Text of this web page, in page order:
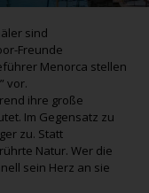
sind
Freunde
Menorca stellen
vor.
ihre große
Im Gegensatz zu
zu. Statt
Natur. Wer die
sein Herz an sie